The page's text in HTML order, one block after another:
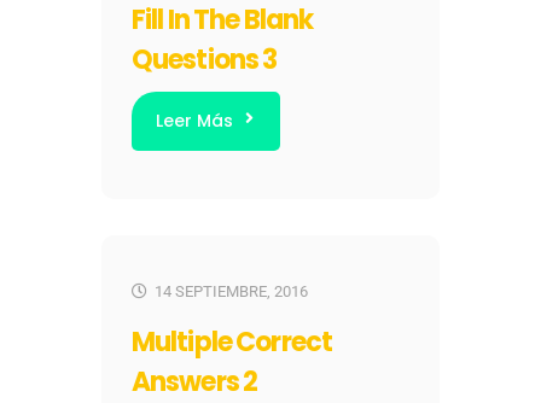
Fill In The Blank
Questions 3
Leer Más
14 SEPTIEMBRE, 2016
Multiple Correct
Answers 2